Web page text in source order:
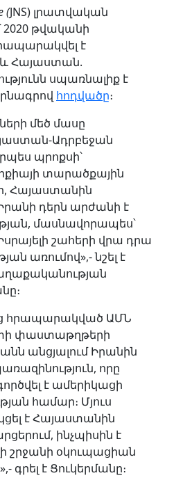
(JNS) լրատվական
2020 թվականի
է
և Հայաստան.
սպառնալիք է
հոդվածը։
մեծ մասը
Ադրբեջան
պրոքսի՝
տարածքային
Հայաստանին
դերն արժանի է
մասնավորապես՝
շահերի վրա դրա
առումով»,- նշել է
հրապարակված ԱՄՆ
փաստաթղթերի
անցյալում Իրանին
որը
է ամերիկացի
համար։ Մյուս
է Հայաստանին
ինչպիսին է
շրջանի օկուպացիան
գրել է Ցուկերմանը։